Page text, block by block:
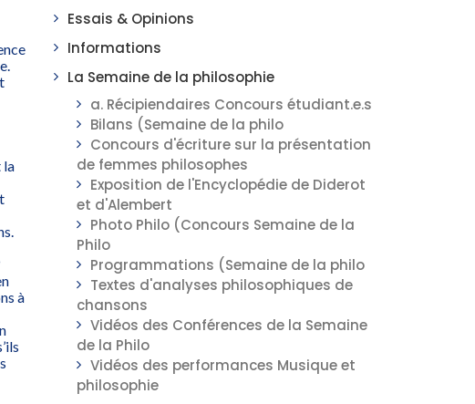
la
à
Essais & Opinions
Informations
La Semaine de la philosophie
a. Récipiendaires Concours étudiant.e.s
Bilans (Semaine de la philo
Concours d'écriture sur la présentation
de femmes philosophes
Exposition de l'Encyclopédie de Diderot
et d'Alembert
Photo Philo (Concours Semaine de la
Philo
Programmations (Semaine de la philo
Textes d'analyses philosophiques de
chansons
Vidéos des Conférences de la Semaine
de la Philo
Vidéos des performances Musique et
philosophie